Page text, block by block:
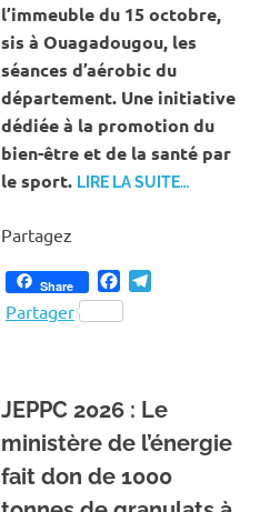
l’immeuble du 15 octobre,
sis à Ouagadougou, les
séances d’aérobic du
département. Une initiative
dédiée à la promotion du
bien-être et de la santé par
le sport. LIRE LA SUITE…
Partagez
Share Facebook
Partager
JEPPC 2026 : Le
ministère de l’énergie
fait don de 1000